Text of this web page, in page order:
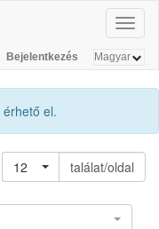
Bejelentkezés
érhető el.
12
találat/oldal